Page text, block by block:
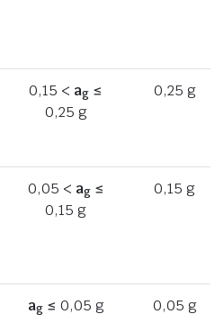
0,15 < ag ≤
0,25 g
0,25 g
0,05 < ag≤
0,15 g
0,15 g
ag≤ 0,05 g 0,05 g